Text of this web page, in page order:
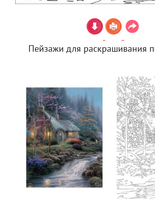
Пейзажи для раскрашивания